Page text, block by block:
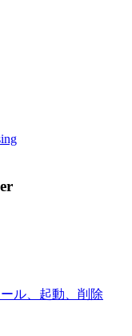
ル、起動、削除